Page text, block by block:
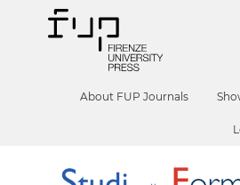
About FUP Journals